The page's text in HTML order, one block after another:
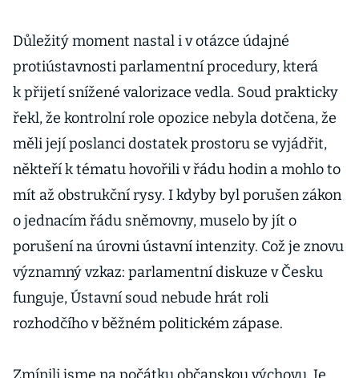
Důležitý moment nastal i v otázce údajné
protiústavnosti parlamentní procedury, která
k přijetí snížené valorizace vedla. Soud prakticky
řekl, že kontrolní role opozice nebyla dotčena, že
měli její poslanci dostatek prostoru se vyjádřit,
někteří k tématu hovořili v řádu hodin a mohlo to
mít až obstrukční rysy. I kdyby byl porušen zákon
o jednacím řádu sněmovny, muselo by jít o
porušení na úrovni ústavní intenzity. Což je znovu
významný vzkaz: parlamentní diskuze v Česku
funguje, Ústavní soud nebude hrát roli
rozhodčího v běžném politickém zápase.